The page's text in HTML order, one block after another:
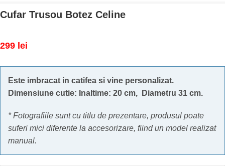
Cufar Trusou Botez Celine
299 lei
Este imbracat in catifea si vine personalizat.
Dimensiune cutie: Inaltime: 20 cm, Diametru 31 cm.
* Fotografiile sunt cu titlu de prezentare, produsul poate
suferi mici diferente la accesorizare, fiind un model realizat
manual.